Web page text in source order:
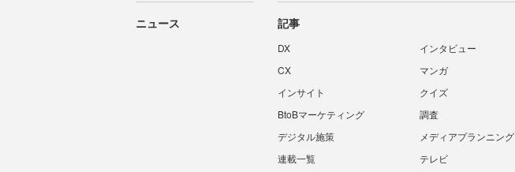
ニュース 記事
DX
インタビュー
CX
マンガ
インサイト
クイズ
BtoBマーケティング
調査
デジタル施策
メディアプランニング
連載一覧
テレビ